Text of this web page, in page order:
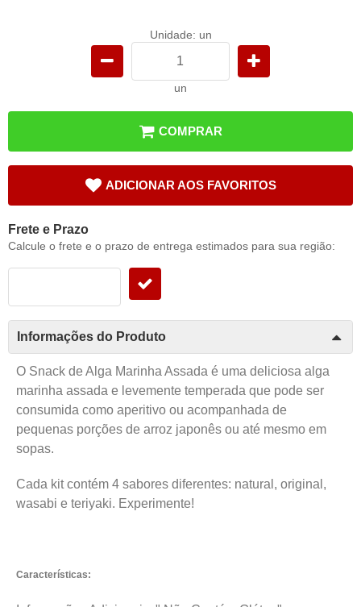
Unidade: un
un
COMPRAR
ADICIONAR AOS FAVORITOS
Frete e Prazo
Calcule o frete e o prazo de entrega estimados para sua região:
Informações do Produto
O Snack de Alga Marinha Assada é uma deliciosa alga
marinha assada e levemente temperada que pode ser
consumida como aperitivo ou acompanhada de
pequenas porções de arroz japonês ou até mesmo em
sopas.
Cada kit contém 4 sabores diferentes: natural, original,
wasabi e teriyaki. Experimente!
Características: